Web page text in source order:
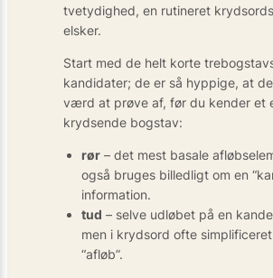
tvetydighed, en rutineret
elsker.
Start med de helt korte
kandidater; de er så hyppige, at
værd at prøve af, før du kender et
krydsende bogstav:
rør – det mest basale
også bruges billedligt om en
information.
tud – selve udløbet på en
men i krydsord ofte
“afløb”.